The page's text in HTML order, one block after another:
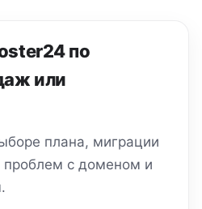
по
или
плана, миграции
проблем с доменом и